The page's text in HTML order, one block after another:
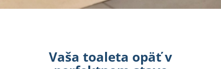
Vaša toaleta opäť v